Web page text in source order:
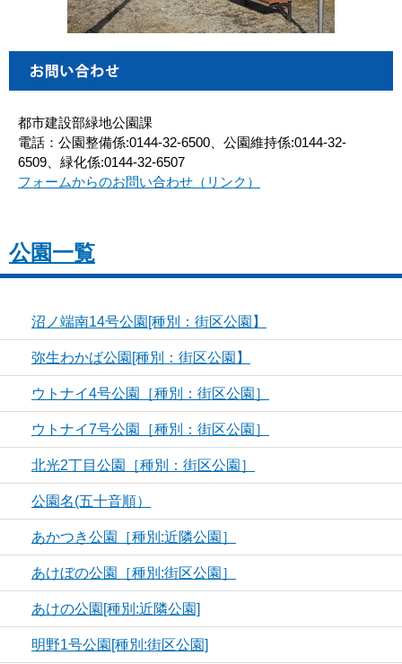
都市建設部緑地公園課
電話：公園整備係:0144-32-6500、公園維持係:0144-32-
6509、緑化係:0144-32-6507
フォームからのお問い合わせ（リンク）
公園一覧
沼ノ端南14号公園[種別：街区公園】
弥生わかば公園[種別：街区公園】
ウトナイ4号公園［種別：街区公園］
ウトナイ7号公園［種別：街区公園］
北光2丁目公園［種別：街区公園］
公園名(五十音順）
あかつき公園［種別:近隣公園］
あけぼの公園［種別:街区公園］
あけの公園[種別:近隣公園]
明野1号公園[種別:街区公園]